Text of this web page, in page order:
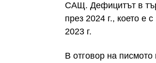
САЩ. Дефицитът в
през 2024 г., което е
2023 г.
В отговор на